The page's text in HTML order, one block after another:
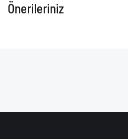
Önerileriniz